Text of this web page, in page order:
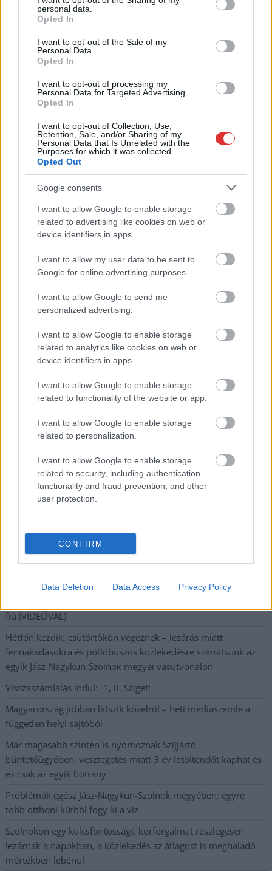
grant or deny consent to Google and its third-party tags to
use your data for below specified purposes in below Google
consent section.
personal data.
Opted In
I want to opt-out of the Sale of my
Personal Data.
Opted In
I want to opt-out of processing my
Personal Data for Targeted Advertising.
Opted In
I want to opt-out of Collection, Use,
Retention, Sale, and/or Sharing of my
Personal Data that Is Unrelated with the
Purposes for which it was collected.
Opted Out
Google consents
I want to allow Google to enable storage
related to advertising like cookies on web or
device identifiers in apps.
I want to allow my user data to be sent to
Google for online advertising purposes.
I want to allow Google to send me
personalized advertising.
I want to allow Google to enable storage
related to analytics like cookies on web or
device identifiers in apps.
I want to allow Google to enable storage
related to functionality of the website or app.
I want to allow Google to enable storage
related to personalization.
I want to allow Google to enable storage
related to security, including authentication
functionality and fraud prevention, and other
user protection.
CONFIRM
Data Deletion Data Access Privacy Policy
2026.08.06. Fazekas Adrián
A Szolnok megyei gazdák nagyon nem akarták a
JÉGER további üzemeltetését
Ahogy korábban már írtunk róla, megyei szinten
alkalmazkodik a gazdálkodók döntéséhez az
JNSZ megyei hírek
Hírlevél feliratkozás
Adja meg keresztnevét:
Adja
Megismertem és elfogadom aGDPR-szabályzatot
Nem szeretne lemaradni semmiről? Csak egy kattintás, és hírlevelünk a
legfrissebb információkkal és exkluzív tartalmakkal hétről hétre
postaládájába érkezik!
A SZOL24 legfrissebb 24 cikke
A Tisza Párt Dr. Baka Andrást jelöli köztársasági elnöknek
fiú (VIDEÓVAL)
Hétfőn kezdik, csütörtökön végeznek – lezárás miatt
fennakadásokra és pótlóbuszos közlekedésre számítsunk az
egyik Jász-Nagykun-Szolnok megyei vasútvonalon
Visszaszámlálás indul: -1, 0, Sziget!
Magyarország jobban látszik közelről – heti médiaszemle a
független helyi sajtóból
Már magasabb szinten is nyomoznak Szijjártó
büntetőügyében, vesztegetés miatt 3 év letöltendőt kaphat és
ez csak az egyik botrány
Problémák egész Jász-Nagykun-Szolnok megyében: egyre
több otthoni kútból fogy ki a víz
Szolnokon egy kulcsfontosságú körforgalmat részlegesen
lezárnak a napokban, a közlekedés az átlagost is meghaladó
mértékben lebénul